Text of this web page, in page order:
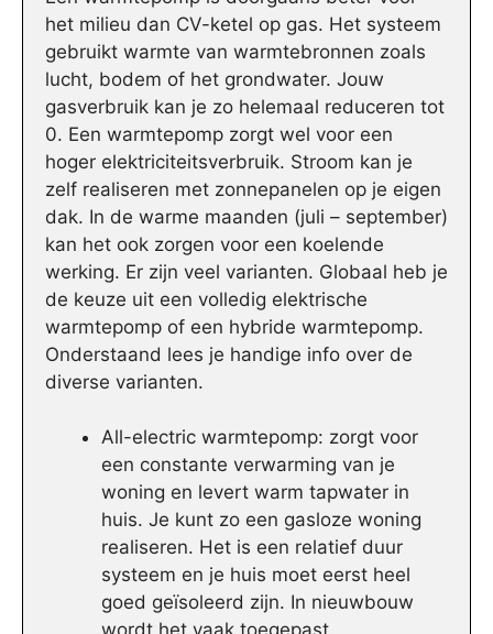
het milieu dan CV-ketel op gas. Het systeem
gebruikt warmte van warmtebronnen zoals
lucht, bodem of het grondwater. Jouw
gasverbruik kan je zo helemaal reduceren tot
0. Een warmtepomp zorgt wel voor een
hoger elektriciteitsverbruik. Stroom kan je
zelf realiseren met zonnepanelen op je eigen
dak. In de warme maanden (juli – september)
kan het ook zorgen voor een koelende
werking. Er zijn veel varianten. Globaal heb je
de keuze uit een volledig elektrische
warmtepomp of een hybride warmtepomp.
Onderstaand lees je handige info over de
diverse varianten.
All-electric warmtepomp: zorgt voor
een constante verwarming van je
woning en levert warm tapwater in
huis. Je kunt zo een gasloze woning
realiseren. Het is een relatief duur
systeem en je huis moet eerst heel
goed geïsoleerd zijn. In nieuwbouw